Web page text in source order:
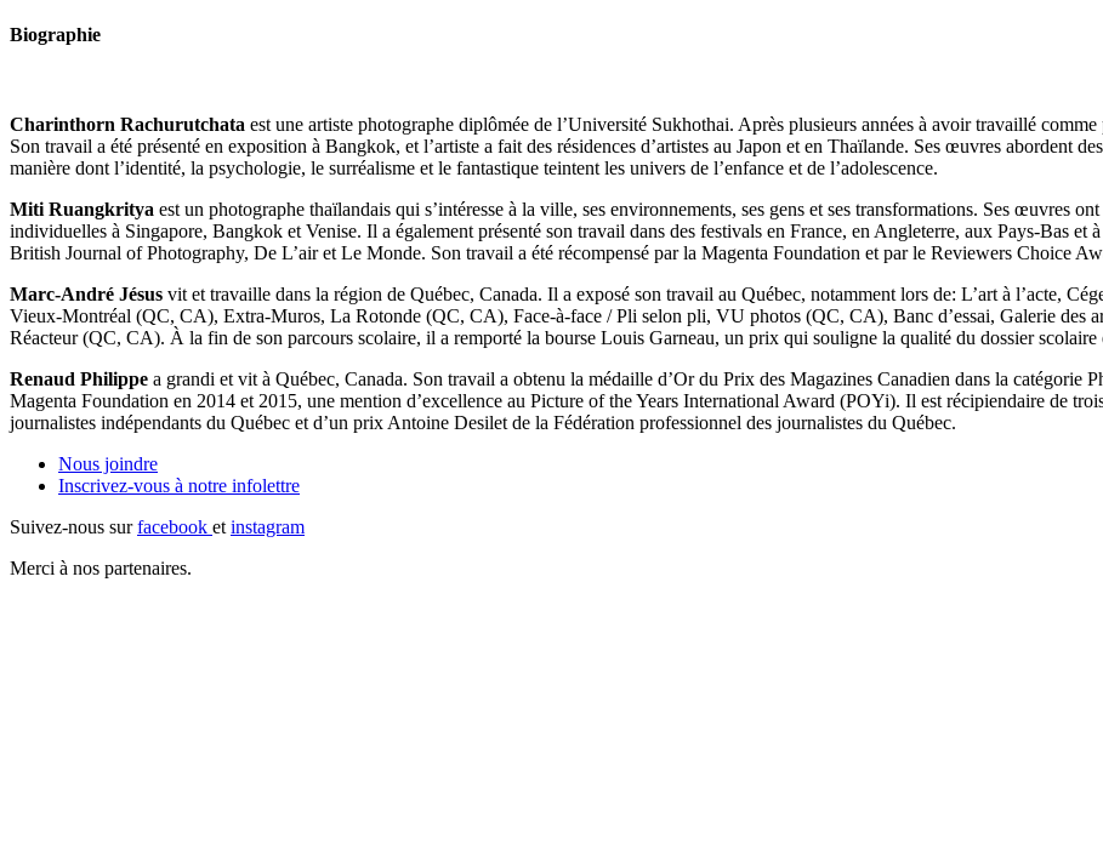
Biographie
Charinthorn Rachurutchata est une artiste photographe diplômée de l’Université Sukhothai. Après plusieurs années à avoir travaillé
Son travail a été présenté en exposition à Bangkok, et l’artiste a fait des résidences d’artistes au Japon et en Thaïlande. Ses œuvres abordent
manière dont l’identité, la psychologie, le surréalisme et le fantastique teintent les univers de l’enfance et de l’adolescence.
Miti Ruangkritya est un photographe thaïlandais qui s’intéresse à la ville, ses environnements, ses gens et ses transformations. Ses œuvres
individuelles à Singapore, Bangkok et Venise. Il a également présenté son travail dans des festivals en France, en Angleterre, aux Pays-Bas
British Journal of Photography, De L’air et Le Monde. Son travail a été récompensé par la Magenta Foundation et par le Reviewers Choice
Marc-André Jésus vit et travaille dans la région de Québec, Canada. Il a exposé son travail au Québec, notamment lors de: L’art à l’acte,
Vieux-Montréal (QC, CA), Extra-Muros, La Rotonde (QC, CA), Face-à-face / Pli selon pli, VU photos (QC, CA), Banc d’essai, Galerie des
Réacteur (QC, CA). À la fin de son parcours scolaire, il a remporté la bourse Louis Garneau, un prix qui souligne la qualité du dossier scolaire
Renaud Philippe a grandi et vit à Québec, Canada. Son travail a obtenu la médaille d’Or du Prix des Magazines Canadien dans la catégorie
Magenta Foundation en 2014 et 2015, une mention d’excellence au Picture of the Years International Award (POYi). Il est récipiendaire de
journalistes indépendants du Québec et d’un prix Antoine Desilet de la Fédération professionnel des journalistes du Québec.
Nous joindre
Inscrivez-vous à notre infolettre
Suivez-nous sur facebook et instagram
Merci à nos partenaires.